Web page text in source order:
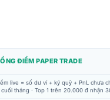
ĐIỂM PAPER TRADE
live = số dư ví + ký quỹ + PnL chưa
tháng · Top 1 trên 20.000 đ nhận